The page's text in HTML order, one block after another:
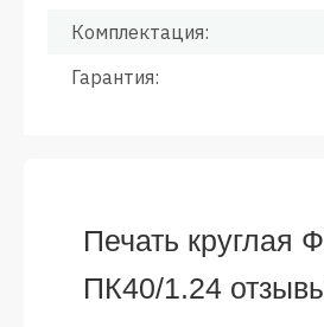
Комплектация:
Гарантия:
Печать круглая
ПК40/1.24